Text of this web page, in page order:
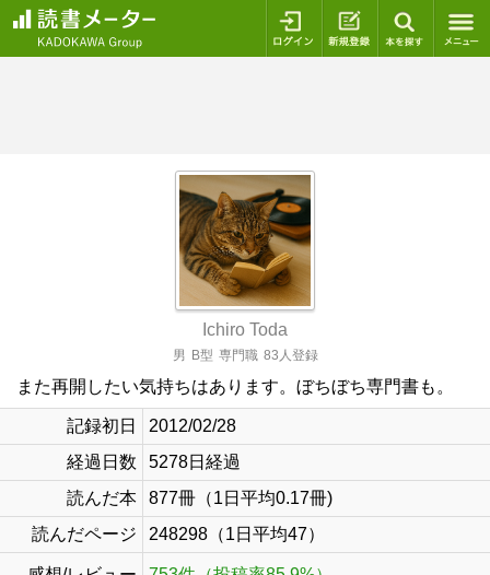
ログイン 新規登録
Ichiro Toda
男 B型 専門職 83人登録
また再開したい気持ちはあります。ぼちぼち専門書も。
記録初日
2012/02/28
経過日数
5278日経過
読んだ本
877冊（1日平均0.17冊)
読んだページ
248298（1日平均47）